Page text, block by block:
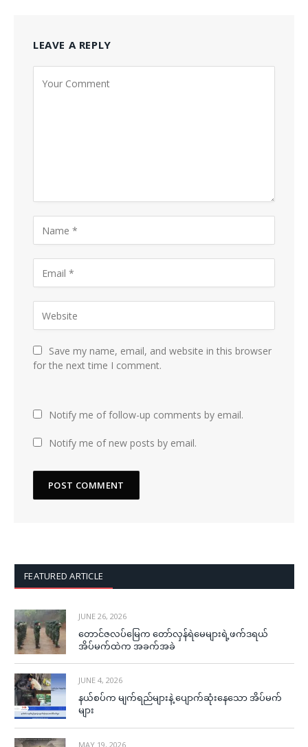
LEAVE A REPLY
Save my name, email, and website in this browser
for the next time I comment.
Notify me of follow-up comments by email.
Notify me of new posts by email.
FEATURED ARTICLE
JUNE 26, 2026
တောင်ဇလပ်မြေက တော်လှန်ရဲမေများရဲ့ဖက်ဒရယ်
အိပ်မက်ထဲက အခက်အခဲ
JUNE 4, 2026
နယ်စပ်က မျက်ရည်များနဲ့ ပျောက်ဆုံးနေသော အိပ်မက်
များ
MAY 19, 2026